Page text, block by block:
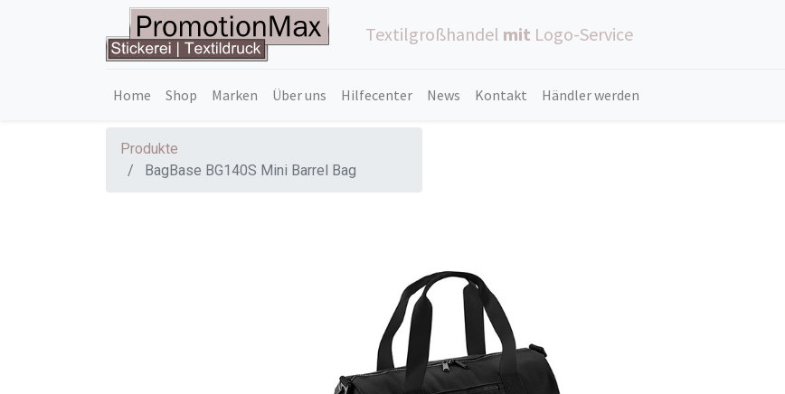
Textilgroßhandel mit Logo-Service
Home Shop Marken Über uns Hilfecenter News Kontakt Händler werden
Produkte
BagBase BG140S Mini Barrel Bag